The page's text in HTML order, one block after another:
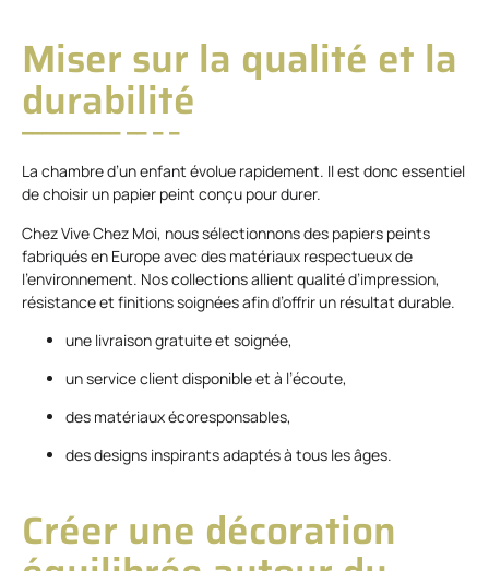
Miser sur la qualité et la
durabilité
La chambre d’un enfant évolue rapidement. Il est donc essentiel
de choisir un papier peint conçu pour durer.
Chez Vive Chez Moi, nous sélectionnons des papiers peints
fabriqués en Europe avec des matériaux respectueux de
l’environnement. Nos collections allient qualité d’impression,
résistance et finitions soignées afin d’offrir un résultat durable.
une livraison gratuite et soignée,
un service client disponible et à l’écoute,
des matériaux écoresponsables,
des designs inspirants adaptés à tous les âges.
Créer une décoration